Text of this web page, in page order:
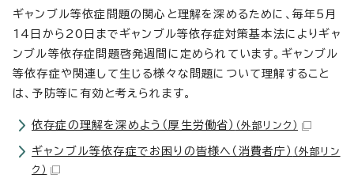
ギャンブル等依症問題の関心と理解を深めるために、毎年5月
14日から20日までギャンブル等依存症対策基本法によりギャ
ンブル等依存症問題啓発週間に定められています。ギャンブル
等依存症や関連して生じる様々な問題について理解すること
は、予防等に有効と考えられます。
依存症の理解を深めよう（厚生労働省） （外部リンク）
ギャンブル等依存症でお困りの皆様へ（消費者庁） （外部リン
ク）